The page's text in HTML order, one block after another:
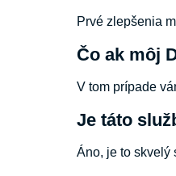
Prvé zlepšenia
Čo ak môj
V tom prípade
Je táto
Áno, je to skvelý